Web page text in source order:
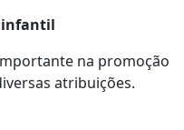
infantil
na promoção
atribuições.